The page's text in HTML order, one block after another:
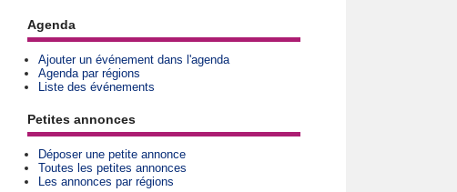
Agenda
Ajouter un événement dans l'agenda
Agenda par régions
Liste des événements
Petites annonces
Déposer une petite annonce
Toutes les petites annonces
Les annonces par régions